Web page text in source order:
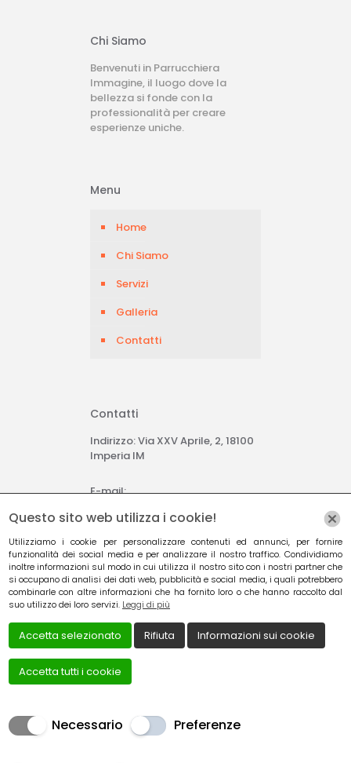
Chi Siamo
Benvenuti in Parrucchiera
Immagine, il luogo dove la
bellezza si fonde con la
professionalità per creare
esperienze uniche.
Menu
Home
Chi Siamo
Servizi
Galleria
Contatti
Contatti
Indirizzo: Via XXV Aprile, 2, 18100
Imperia IM
E-mail:
Tel: +39 018 329 6628
Privacy policy/
Creato daLocal Web – Agenzia Web Marketing
Questo sito web utilizza i cookie!
Utilizziamo i cookie per personalizzare contenuti ed annunci, per fornire
funzionalità dei social media e per analizzare il nostro traffico. Condividiamo
inoltre informazioni sul modo in cui utilizza il nostro sito con i nostri partner che
si occupano di analisi dei dati web, pubblicità e social media, i quali potrebbero
combinarle con altre informazioni che ha fornito loro o che hanno raccolto dal
suo utilizzo dei loro servizi. Leggi di più
Accetta selezionato Rifiuta Informazioni sui cookie
Accetta tutti i cookie
Necessario Preferenze